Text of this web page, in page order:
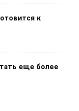
к
еще более